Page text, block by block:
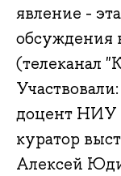
явление -
обсуждения
(телеканал
доцент НИУ
куратор
Алексей